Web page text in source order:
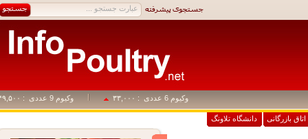
وکیوم 6 عددی : ۳۳,۰۰۰ وکیوم 9 عددی : ۴۹,۵۰۰
بازرگانی دانشگاه تلاونگ